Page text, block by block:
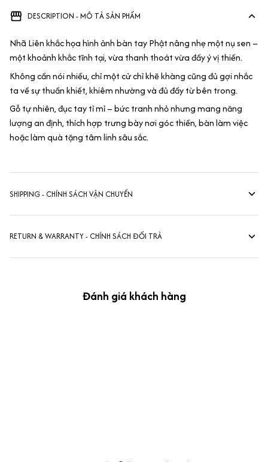
DESCRIPTION - MÔ TẢ SẢN PHẨM
Nhã Liên khắc họa hình ảnh bàn tay Phật nâng nhẹ một nụ sen –
một khoảnh khắc tĩnh tại, vừa thanh thoát vừa đầy ý vị thiền.
Không cần nói nhiều, chỉ một cử chỉ khẽ khàng cũng đủ gợi nhắc
ta về sự thuần khiết, khiêm nhường và đủ đầy từ bên trong.
Gỗ tự nhiên, đục tay tỉ mỉ – bức tranh nhỏ nhưng mang năng
lượng an định, thích hợp trưng bày nơi góc thiền, bàn làm việc
hoặc làm quà tặng tâm linh sâu sắc.
SHIPPING - CHÍNH SÁCH VẬN CHUYỂN
RETURN & WARRANTY - CHÍNH SÁCH ĐỔI TRẢ
Đánh giá khách hàng